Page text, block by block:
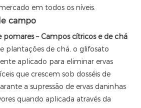
em todos os níveis.
campo
pomares – Campos cítricos e de chá
plantações de chá, o glifosato
aplicado para eliminar ervas
que crescem sob dosséis de
a supressão de ervas daninhas
quando aplicada através da